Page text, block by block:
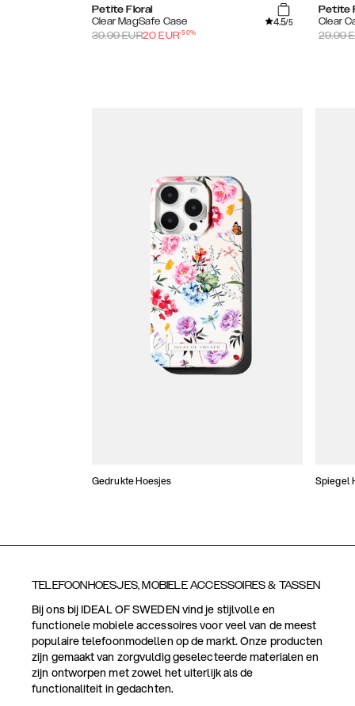
Petite Floral
Clear MagSafe Case
4.5/5
39.99EUR20 EUR-50%
Petite
Clear
29.99
Gedrukte Hoesjes Spiegel
TELEFOONHOESJES, MOBIELE ACCESSOIRES & TASSEN
Bij ons bij IDEAL OF SWEDEN vind je stijlvolle en
functionele mobiele accessoires voor veel van de meest
populaire telefoonmodellen op de markt. Onze producten
zijn gemaakt van zorgvuldig geselecteerde materialen en
zijn ontworpen met zowel het uiterlijk als de
functionaliteit in gedachten.